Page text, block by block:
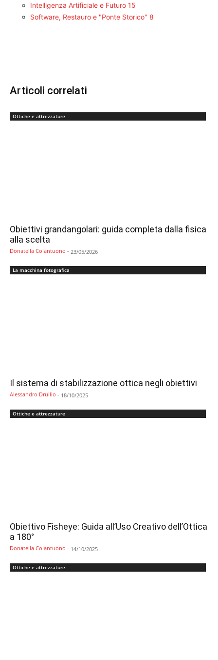
Intelligenza Artificiale e Futuro 15
Software, Restauro e "Ponte Storico" 8
Articoli correlati
Ottiche e attrezzature
Obiettivi grandangolari: guida completa dalla fisica
alla scelta
Donatella Colantuono - 23/05/2026
La macchina fotografica
Il sistema di stabilizzazione ottica negli obiettivi
Alessandro Druilio - 18/10/2025
Ottiche e attrezzature
Obiettivo Fisheye: Guida all’Uso Creativo dell’Ottica
a 180°
Donatella Colantuono - 14/10/2025
Ottiche e attrezzature